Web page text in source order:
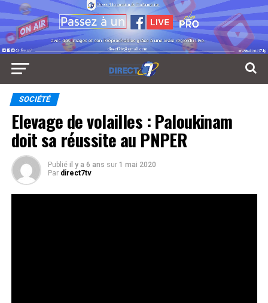
SOCIÉTÉ
Elevage de volailles : Paloukinam
doit sa réussite au PNPER
Publié il y a 6 ans sur 1 mai 2020
Par direct7tv